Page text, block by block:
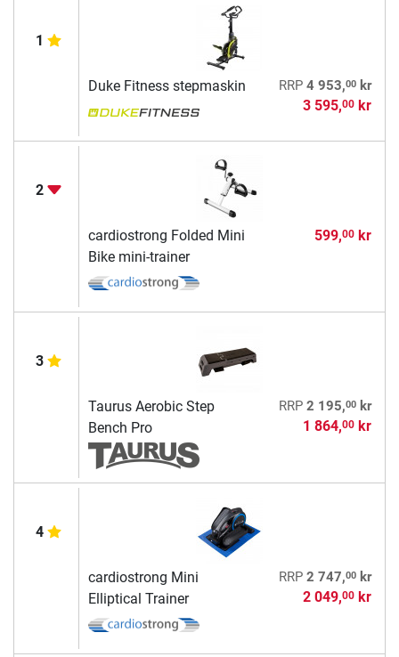
1
Duke Fitness stepmaskin RRP 4 953,00kr
3 595,00kr
2
cardiostrong Folded Mini
Bike mini-trainer
599,00kr
3
Taurus Aerobic Step
Bench Pro
RRP 2 195,00kr
1 864,00kr
4
cardiostrong Mini
Elliptical Trainer
RRP 2 747,00kr
2 049,00kr